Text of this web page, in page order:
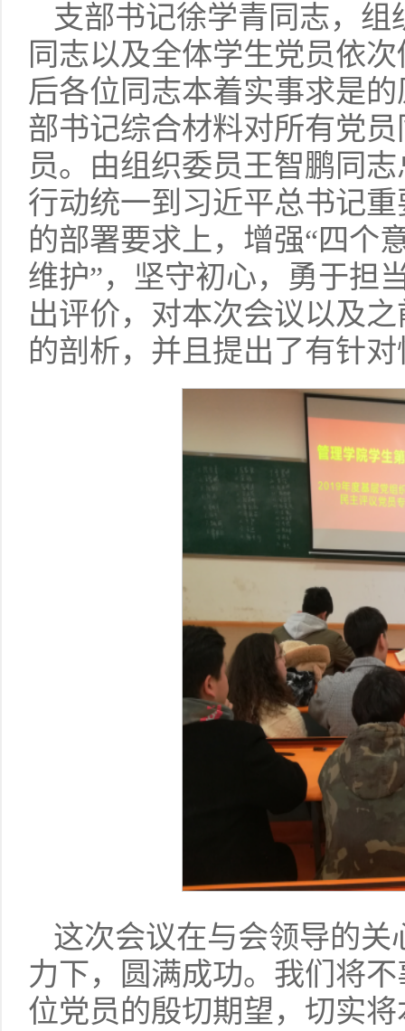
支部书记徐学青同志，
同志以及全体学生党员依
后各位同志本着实事求是
部书记综合材料对所有党
员。由组织委员王智鹏同
行动统一到习近平总书记
的部署要求上，增强“四个
维护”，坚守初心，勇于担
出评价，对本次会议以及
的剖析，并且提出了有针
这次会议在与会领导的
力下，圆满成功。我们将
位党员的殷切期望，切实